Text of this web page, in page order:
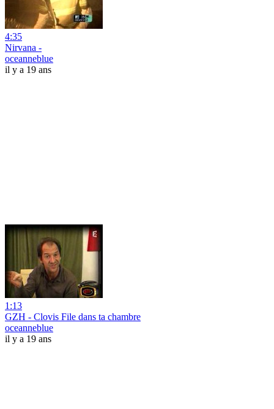
4:35
Nirvana -
oceanneblue
il y a 19 ans
1:13
GZH - Clovis File dans ta chambre
oceanneblue
il y a 19 ans